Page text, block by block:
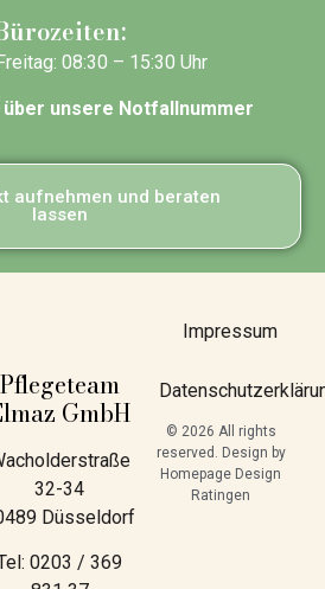
08:30 – 15:30 Uhr
unsere Notfallnummer
aufnehmen und beraten
lassen
Pflegeteam
GmbH
32-34
Düsseldorf
0203 / 369
Impressum
© 2026 All rights
reserved. Design by
Homepage Design
Ratingen